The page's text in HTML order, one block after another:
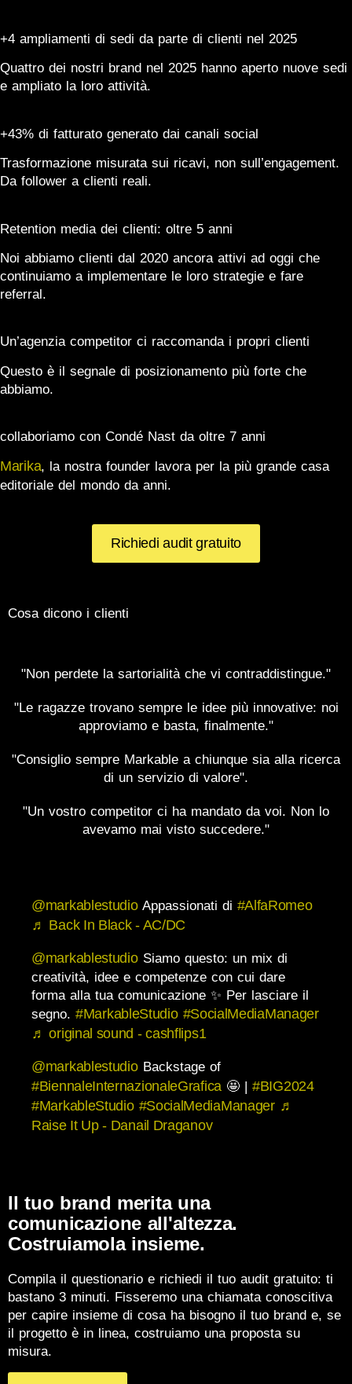
+4 ampliamenti di sedi da parte di clienti nel 2025
Quattro dei nostri brand nel 2025 hanno aperto nuove sedi
e ampliato la loro attività.
+43% di fatturato generato dai canali social
Trasformazione misurata sui ricavi, non sull’engagement.
Da follower a clienti reali.
Retention media dei clienti: oltre 5 anni
Noi abbiamo clienti dal 2020 ancora attivi ad oggi che
continuiamo a implementare le loro strategie e fare
referral.
Un’agenzia competitor ci raccomanda i propri clienti
Questo è il segnale di posizionamento più forte che
abbiamo.
collaboriamo con Condé Nast da oltre 7 anni
Marika, la nostra founder lavora per la più grande casa
editoriale del mondo da anni.
Richiedi audit gratuito
Cosa dicono i clienti
"Non perdete la sartorialità che vi contraddistingue."
"Le ragazze trovano sempre le idee più innovative: noi
approviamo e basta, finalmente."
"Consiglio sempre Markable a chiunque sia alla ricerca
di un servizio di valore".
"Un vostro competitor ci ha mandato da voi. Non lo
avevamo mai visto succedere."
@markablestudioAppassionati di #AlfaRomeo
♬ Back In Black - AC/DC
@markablestudioSiamo questo: un mix di
creatività, idee e competenze con cui dare
forma alla tua comunicazione ✨ Per lasciare il
segno. #MarkableStudio #SocialMediaManager
♬ original sound - cashflips1
@markablestudioBackstage of
#BiennaleInternazionaleGrafica 🤩 | #BIG2024
#MarkableStudio #SocialMediaManager ♬
Raise It Up - Danail Draganov
Il tuo brand merita una
comunicazione all'altezza.
Costruiamola insieme.
Compila il questionario e richiedi il tuo audit gratuito: ti
bastano 3 minuti. Fisseremo una chiamata conoscitiva
per capire insieme di cosa ha bisogno il tuo brand e, se
il progetto è in linea, costruiamo una proposta su
misura.